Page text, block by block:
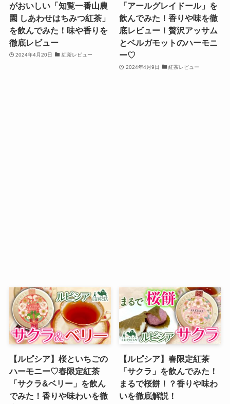
がおいしい「知覧一番山農
園 しあわせはちみつ紅茶」
を飲んでみた！味や香りを
徹底レビュー
2024年4月20日 紅茶レビュー
「アールグレイドール」を
飲んでみた！香りや味を徹
底レビュー！贅沢アッサム
とベルガモットのハーモニ
ー♡
2024年4月9日 紅茶レビュー
【ルピシア】桜といちごの
ハーモニー♡春限定紅茶
「サクラ&ベリー」を飲ん
でみた！香りや味わいを徹
【ルピシア】春限定紅茶
「サクラ」を飲んでみた！
まるで桜餅！？香りや味わ
いを徹底解説！